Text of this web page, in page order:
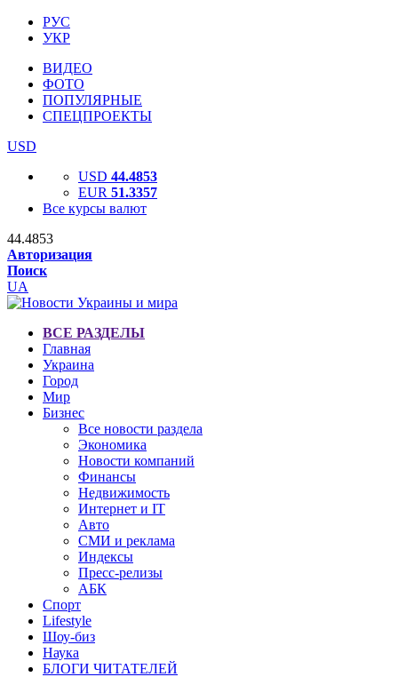
РУС
УКР
ВИДЕО
ФОТО
ПОПУЛЯРНЫЕ
СПЕЦПРОЕКТЫ
USD
USD 44.4853
EUR 51.3357
Все курсы валют
44.4853
Авторизация
Поиск
UA
ВСЕ РАЗДЕЛЫ
Главная
Украина
Город
Мир
Бизнес
Все новости раздела
Экономика
Новости компаний
Финансы
Недвижимость
Интернет и IT
Авто
СМИ и реклама
Индексы
Пресс-релизы
АБК
Спорт
Lifestyle
Шоу-биз
Наука
БЛОГИ ЧИТАТЕЛЕЙ